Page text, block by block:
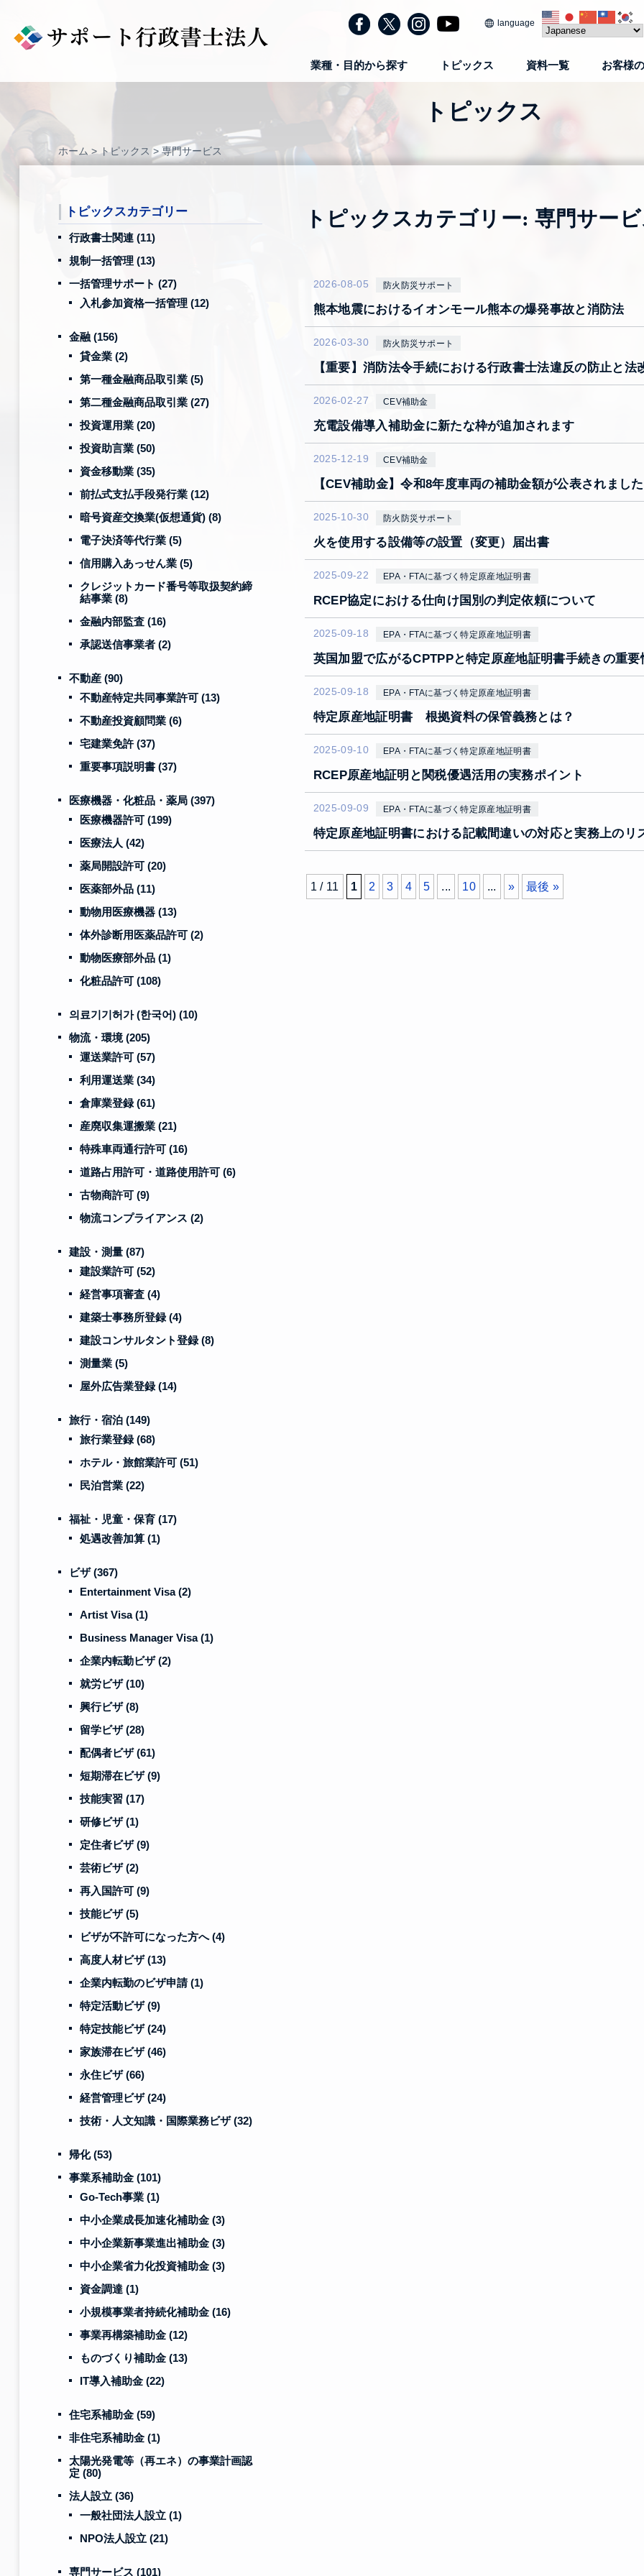
content
language
業種・目的から探す トピックス 資料一覧 お客様
トピックス
ホーム > トピックス > 専門サービス
トピックスカテゴリー: 専門サービ
2026-08-05 防火防災サポート
熊本地震におけるイオンモール熊本の爆発事故と消防法
2026-03-30 防火防災サポート
【重要】消防法令手続における行政書士法違反の防止と法
2026-02-27 CEV補助金
充電設備導入補助金に新たな枠が追加されます
2025-12-19 CEV補助金
【CEV補助金】令和8年度車両の補助金額が公表されました
2025-10-30 防火防災サポート
火を使用する設備等の設置（変更）届出書
2025-09-22 EPA・FTAに基づく特定原産地証明書
RCEP協定における仕向け国別の判定依頼について
2025-09-18 EPA・FTAに基づく特定原産地証明書
英国加盟で広がるCPTPPと特定原産地証明書手続きの重要
2025-09-18 EPA・FTAに基づく特定原産地証明書
特定原産地証明書 根拠資料の保管義務とは？
2025-09-10 EPA・FTAに基づく特定原産地証明書
RCEP原産地証明と関税優遇活用の実務ポイント
2025-09-09 EPA・FTAに基づく特定原産地証明書
特定原産地証明書における記載間違いの対応と実務上のリ
1 / 11 1 2 3 4 5 ... 10 ... » 最後 »
トピックスカテゴリー
行政書士関連 (11)
規制一括管理 (13)
一括管理サポート (27)
入札参加資格一括管理 (12)
金融 (156)
貸金業 (2)
第一種金融商品取引業 (5)
第二種金融商品取引業 (27)
投資運用業 (20)
投資助言業 (50)
資金移動業 (35)
前払式支払手段発行業 (12)
暗号資産交換業(仮想通貨) (8)
電子決済等代行業 (5)
信用購入あっせん業 (5)
クレジットカード番号等取扱契約締
結事業 (8)
金融内部監査 (16)
承認送信事業者 (2)
不動産 (90)
不動産特定共同事業許可 (13)
不動産投資顧問業 (6)
宅建業免許(37)
重要事項説明書 (37)
医療機器・化粧品・薬局 (397)
医療機器許可 (199)
医療法人 (42)
薬局開設許可 (20)
医薬部外品 (11)
動物用医療機器 (13)
体外診断用医薬品許可 (2)
動物医療部外品 (1)
化粧品許可 (108)
의료기기허가 (한국어) (10)
物流・環境(205)
運送業許可 (57)
利用運送業 (34)
倉庫業登録(61)
産廃収集運搬業 (21)
特殊車両通行許可 (16)
道路占用許可・道路使用許可 (6)
古物商許可 (9)
物流コンプライアンス (2)
建設・測量 (87)
建設業許可 (52)
経営事項審査 (4)
建築士事務所登録(4)
建設コンサルタント登録(8)
測量業 (5)
屋外広告業登録(14)
旅行・宿泊 (149)
旅行業登録(68)
ホテル・旅館業許可 (51)
民泊営業 (22)
福祉・児童・保育 (17)
処遇改善加算 (1)
ビザ(367)
Entertainment Visa(2)
Artist Visa(1)
Business Manager Visa(1)
企業内転勤ビザ(2)
就労ビザ(10)
興行ビザ(8)
留学ビザ(28)
配偶者ビザ(61)
短期滞在ビザ(9)
技能実習 (17)
研修ビザ(1)
定住者ビザ(9)
芸術ビザ(2)
再入国許可 (9)
技能ビザ(5)
ビザが不許可になった方へ(4)
高度人材ビザ(13)
企業内転勤のビザ申請 (1)
特定活動ビザ(9)
特定技能ビザ(24)
家族滞在ビザ(46)
永住ビザ(66)
経営管理ビザ(24)
技術・人文知識・国際業務ビザ(32)
帰化(53)
事業系補助金 (101)
Go-Tech事業 (1)
中小企業成長加速化補助金 (3)
中小企業新事業進出補助金 (3)
中小企業省力化投資補助金 (3)
資金調達 (1)
小規模事業者持続化補助金 (16)
事業再構築補助金 (12)
ものづくり補助金 (13)
IT導入補助金 (22)
住宅系補助金 (59)
非住宅系補助金 (1)
太陽光発電等（再エネ）の事業計画認
定 (80)
法人設立 (36)
一般社団法人設立 (1)
NPO法人設立 (21)
専門サービス (101)